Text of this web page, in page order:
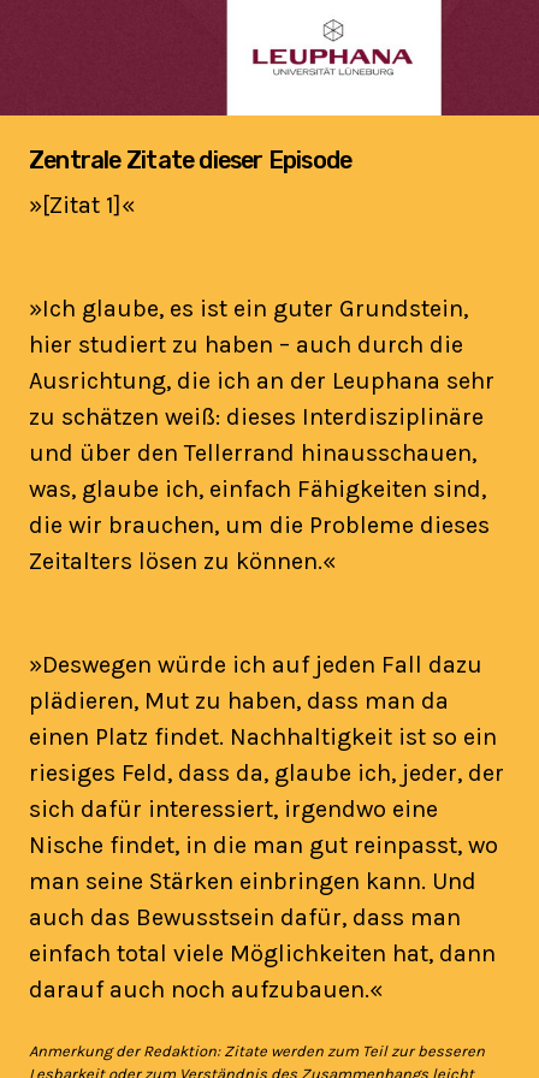
Zentrale Zitate dieser Episode
»[Zitat 1]«
»Ich glaube, es ist ein guter Grundstein,
hier studiert zu haben – auch durch die
Ausrichtung, die ich an der Leuphana sehr
zu schätzen weiß: dieses Interdisziplinäre
und über den Tellerrand hinausschauen,
was, glaube ich, einfach Fähigkeiten sind,
die wir brauchen, um die Probleme dieses
Zeitalters lösen zu können.«
»Deswegen würde ich auf jeden Fall dazu
plädieren, Mut zu haben, dass man da
einen Platz findet. Nachhaltigkeit ist so ein
riesiges Feld, dass da, glaube ich, jeder, der
sich dafür interessiert, irgendwo eine
Nische findet, in die man gut reinpasst, wo
man seine Stärken einbringen kann. Und
auch das Bewusstsein dafür, dass man
einfach total viele Möglichkeiten hat, dann
darauf auch noch aufzubauen.«
Anmerkung der Redaktion: Zitate werden zum Teil zur besseren
Lesbarkeit oder zum Verständnis des Zusammenhangs leicht